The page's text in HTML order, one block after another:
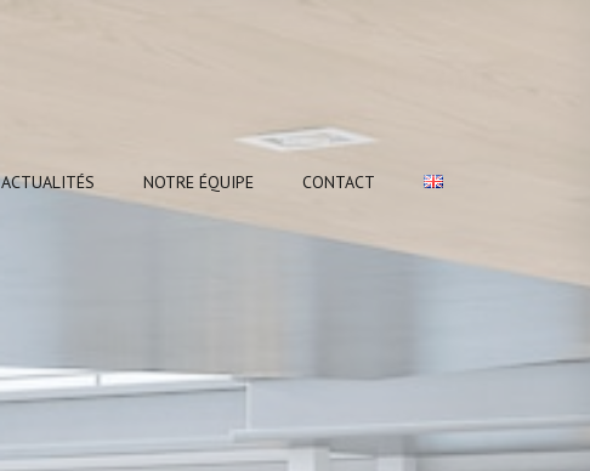
ACTUALITÉS NOTRE ÉQUIPE CONTACT